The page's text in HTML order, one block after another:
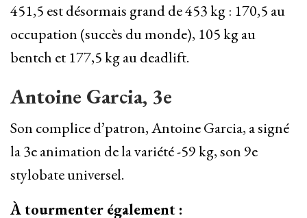
451,5 est désormais grand de 453 kg : 170,5 au
occupation (succès du monde), 105 kg au
bentch et 177,5 kg au deadlift.
Antoine Garcia, 3e
Son complice d’patron, Antoine Garcia, a signé
la 3e animation de la variété -59 kg, son 9e
stylobate universel.
À tourmenter également :